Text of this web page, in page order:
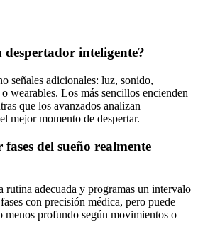
inteligente?
señales adicionales: luz, sonido,
wearables. Los más sencillos encienden
que los avanzados analizan
mejor momento de despertar.
del sueño realmente
rutina adecuada y programas un intervalo
con precisión médica, pero puede
menos profundo según movimientos o